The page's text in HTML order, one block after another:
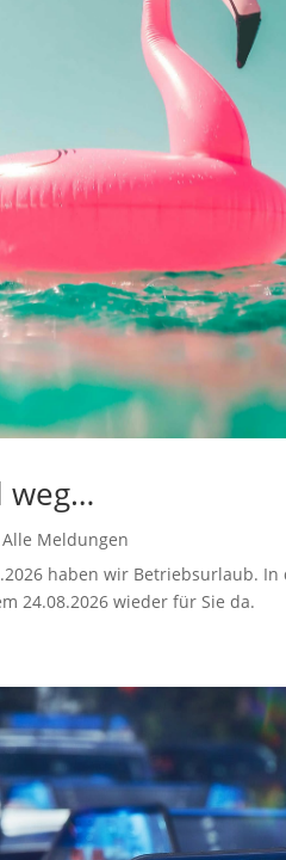
weg…
Alle Meldungen
haben wir Betriebsurlaub.
24.08.2026 wieder für Sie da.